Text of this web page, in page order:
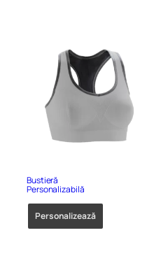
Bustieră
Personalizabilă
Personalizează